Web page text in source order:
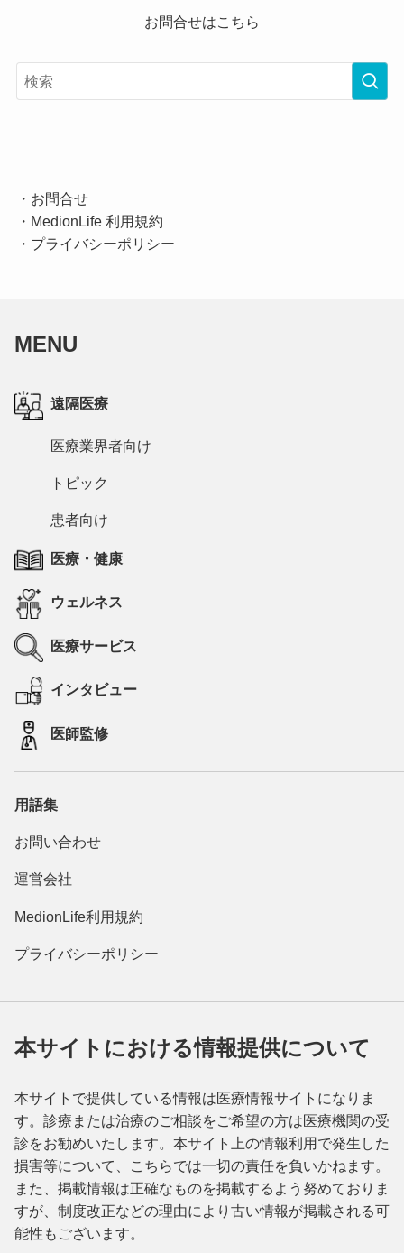
お問合せはこちら
・ お問合せ
・ MedionLife 利用規約
・ プライバシーポリシー
MENU
遠隔医療
医療業界者向け
トピック
患者向け
医療・健康
ウェルネス
医療サービス
インタビュー
医師監修
用語集
お問い合わせ
運営会社
MedionLife利用規約
プライバシーポリシー
本サイトにおける情報提供について
本サイトで提供している情報は医療情報サイトになりま
す。診療または治療のご相談をご希望の方は医療機関の受
診をお勧めいたします。本サイト上の情報利用で発生した
損害等について、こちらでは一切の責任を負いかねます。
また、掲載情報は正確なものを掲載するよう努めておりま
すが、制度改正などの理由により古い情報が掲載される可
能性もございます。